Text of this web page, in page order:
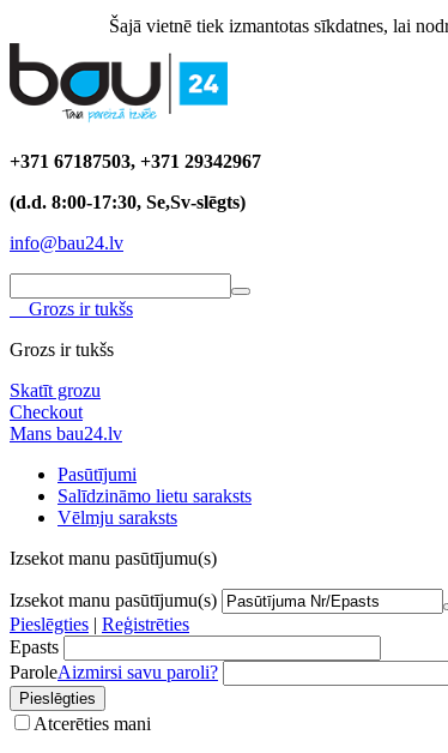
Šajā vietnē tiek izmantotas sīkdatnes, lai
+371 67187503, +371 29342967
(d.d. 8:00-17:30, Se,Sv-slēgts)
info@bau24.lv
Grozs ir tukšs
Grozs ir tukšs
Skatīt grozu
Checkout
Mans bau24.lv
Pasūtījumi
Salīdzināmo lietu saraksts
Vēlmju saraksts
Izsekot manu pasūtījumu(s)
Izsekot manu pasūtījumu(s)
Pieslēgties | Reģistrēties
Epasts
ParoleAizmirsi savu paroli?
Atcerēties mani